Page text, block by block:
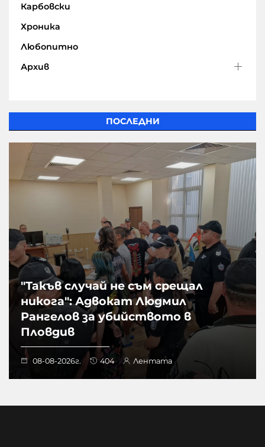
Карбовски
Хроника
Любопитно
Архив
ПОСЛЕДНИ
"Такъв случай не съм срещал
никога": Адвокат Людмил
Рангелов за убийството в
Пловдив
08-08-2026г. 404 Лентата